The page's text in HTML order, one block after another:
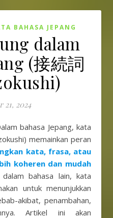
BAHASA JEPANG
dalam
(接続詞
21, 2024
memainkan peran
kata, frasa, atau
koheren dan mudah
bahasa lain, kata
untuk menunjukkan
akibat, penambahan,
Artikel ini akan